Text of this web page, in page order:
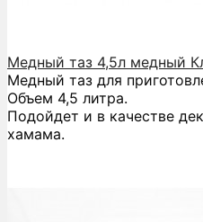
Медный таз 4,5л медный
Медный таз для
Объем 4,5 литра.
Подойдет и в качестве
хамама.